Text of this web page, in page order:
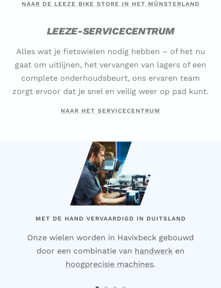
NAAR DE LEEZE BIKE STORE IN HET MÜNSTERLAND
LEEZE-SERVICECENTRUM
Alles wat je fietswielen nodig hebben – of het nu
gaat om uitlijnen, het vervangen van lagers of een
complete onderhoudsbeurt, ons ervaren team
zorgt ervoor dat je snel en veilig weer op pad kunt.
NAAR HET SERVICECENTRUM
MET DE HAND VERVAARDIGD IN DUITSLAND
Onze wielen worden in Havixbeck gebouwd
door een combinatie van handwerk en
hoogprecisie machines.